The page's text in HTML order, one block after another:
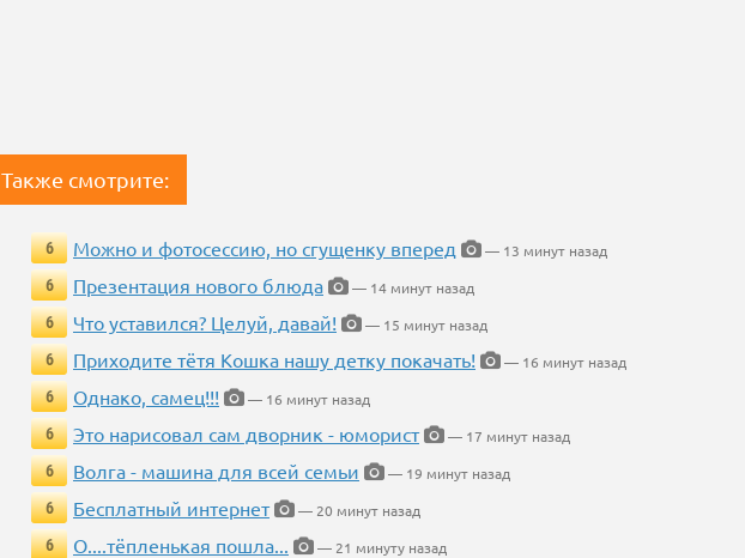
Также смотрите:
6 Можно и фотосессию, но сгущенку вперед
— 13 минут назад
6
Презентация нового блюда
— 14 минут назад
6
Что уставился? Целуй, давай!
— 15 минут назад
6
Приходите тётя Кошка нашу детку покачать!
— 16 минут назад
6
Однако, самец!!!
— 16 минут назад
6
Это нарисовал сам дворник - юморист
— 17 минут назад
6
Волга - машина для всей семьи
— 19 минут назад
6
Бесплатный интернет
— 20 минут назад
6
О....тёпленькая пошла...
— 21 минуту назад